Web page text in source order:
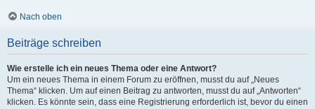
Nach oben
Beiträge schreiben
Wie erstelle ich ein neues Thema oder eine Antwort?
Um ein neues Thema in einem Forum zu eröffnen, musst du auf „Neues
Thema“ klicken. Um auf einen Beitrag zu antworten, musst du auf „Antworten“
klicken. Es könnte sein, dass eine Registrierung erforderlich ist, bevor du einen